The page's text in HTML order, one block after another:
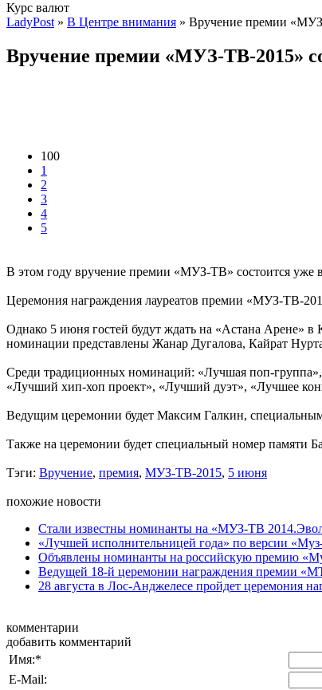
Курс валют
LadyPost » В Центре внимания » Вручение премии
Вручение премии «МУЗ-ТВ-2015»
100
1
2
3
4
5
В этом году вручение премии «МУЗ-ТВ» состоится уже
Церемония награждения лауреатов премии «МУЗ-ТВ-
Однако 5 июня гостей будут ждать на «Астана Арене»
номинации представлены Жанар Дугалова, Кайрат
Среди традиционных номинаций: «Лучшая поп-
«Лучший хип-хоп проект», «Лучший дуэт», «Лучшее
Ведущим церемонии будет Максим Галкин,
Также на церемонии будет специальный номер памяти
Тэги: Вручение, премия, МУЗ-ТВ-2015, 5 июня
похожие новости
Стали известны номинанты на «МУЗ-ТВ
«Лучшей исполнительницей года» по версии
Объявлены номинанты на российскую премию
Ведущей 18-й церемонии награждения премии
28 августа в Лос-Анджелесе пройдет церемония
комментарии
добавить комментарий
Имя:*
E-Mail: